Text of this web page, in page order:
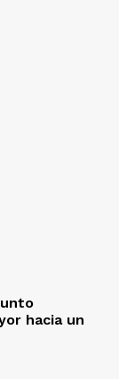
hacia un